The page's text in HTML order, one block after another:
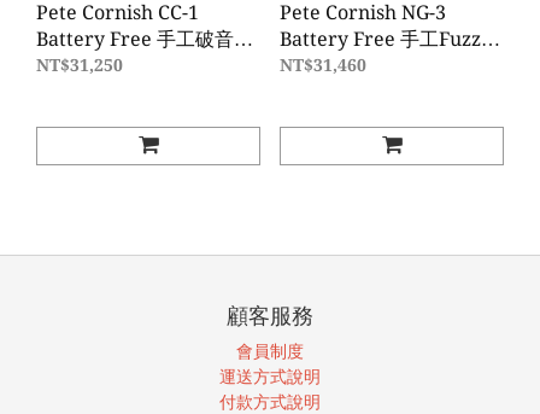
Pete Cornish CC-1
Battery Free 手工破音效
果器
NT$31,250
Pete Cornish NG-3
Battery Free 手工Fuzz效
果器
NT$31,460
顧客服務
會員制度
運送方式說明
付款方式說明